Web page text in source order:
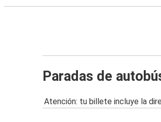
Paradas de
Atención: tu billete incluye la